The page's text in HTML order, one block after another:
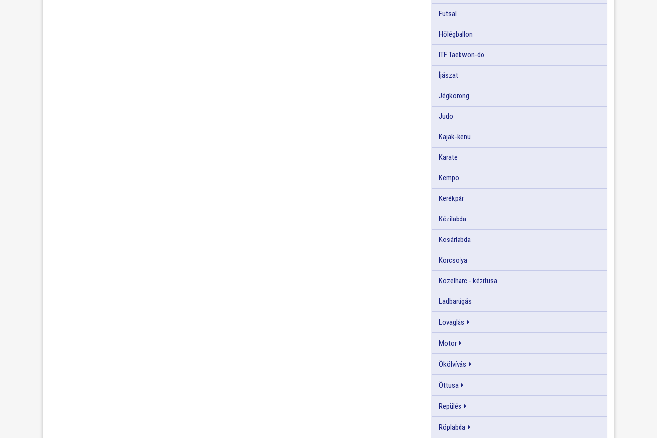
Futsal
Hőlégballon
ITF Taekwon-do
Íjászat
Jégkorong
Judo
Kajak-kenu
Karate
Kempo
Kerékpár
Kézilabda
Kosárlabda
Korcsolya
Közelharc - kézitusa
Ladbarúgás
Lovaglás
Motor
Ökölvívás
Öttusa
Repülés
Röplabda